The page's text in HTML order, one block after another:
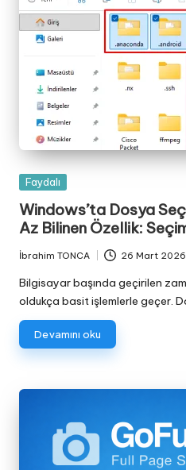
Posted
Faydalı
Windows’ta Dosya
Az Bilinen Özellik:
Posted
by
İbrahim TONCA 26 Mart 2026
Bilgisayar başında geçirilen
oldukça basit işlemlerle geçer.
Devamını oku